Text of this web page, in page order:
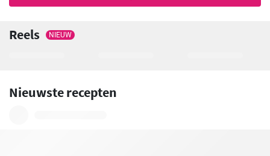
Reels NIEUW
Nieuwste recepten